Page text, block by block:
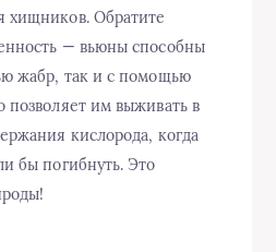
хищников. Обратите
— вьюны способны
жабр, так и с помощью
позволяет им выживать в
кислорода, когда
бы погибнуть. Это